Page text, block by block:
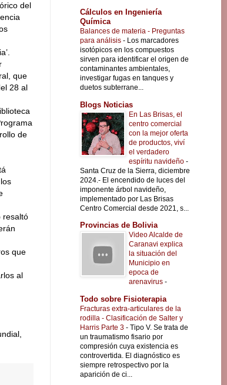
del
que
28 al
de
resaltó
que
al
Cálculos en Ingeniería
Química
Balances de materia - Preguntas
para análisis - Los marcadores
isotópicos en los compuestos
sirven para identificar el origen de
contaminantes ambientales,
investigar fugas en tanques y
duetos subterrane...
Blogs Noticias
En Las Brisas, el
centro comercial
con la mejor oferta
de productos, viví
el verdadero
espíritu navideño -
Santa Cruz de la Sierra, diciembre
2024.- El encendido de luces del
imponente árbol navideño,
implementado por Las Brisas
Centro Comercial desde 2021, s...
Provincias de Bolivia
Video Alcalde de
Caranavi explica
la situación del
Municipio en
epoca de
arenavirus -
Todo sobre Fisioterapia
Fracturas extra-articulares de la
rodilla - Clasificación de Salter y
Harris Parte 3 - Tipo V. Se trata de
un traumatismo fisario por
compresión cuya existencia es
controvertida. El diagnóstico es
siempre retrospectivo por la
aparición de ci...